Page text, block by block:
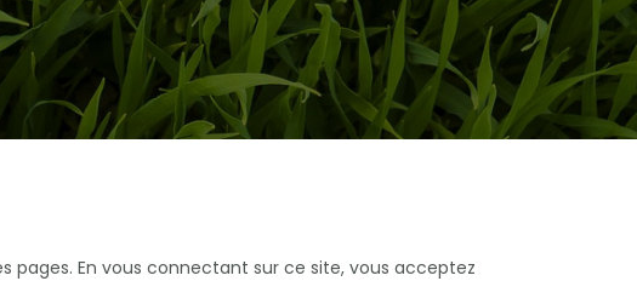
pages. En vous connectant sur ce site, vous acceptez